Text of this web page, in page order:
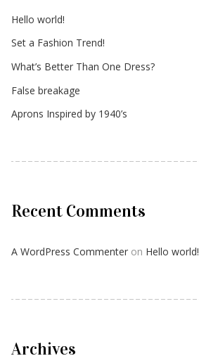
Hello world!
Set a Fashion Trend!
What’s Better Than One Dress?
False breakage
Aprons Inspired by 1940’s
Recent Comments
A WordPress Commenter on Hello world!
Archives